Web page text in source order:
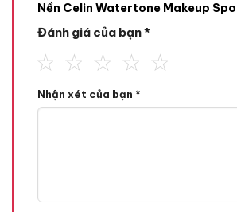
Nền Celin Watertone Makeup
Đánh giá của bạn*
Nhận xét của bạn *